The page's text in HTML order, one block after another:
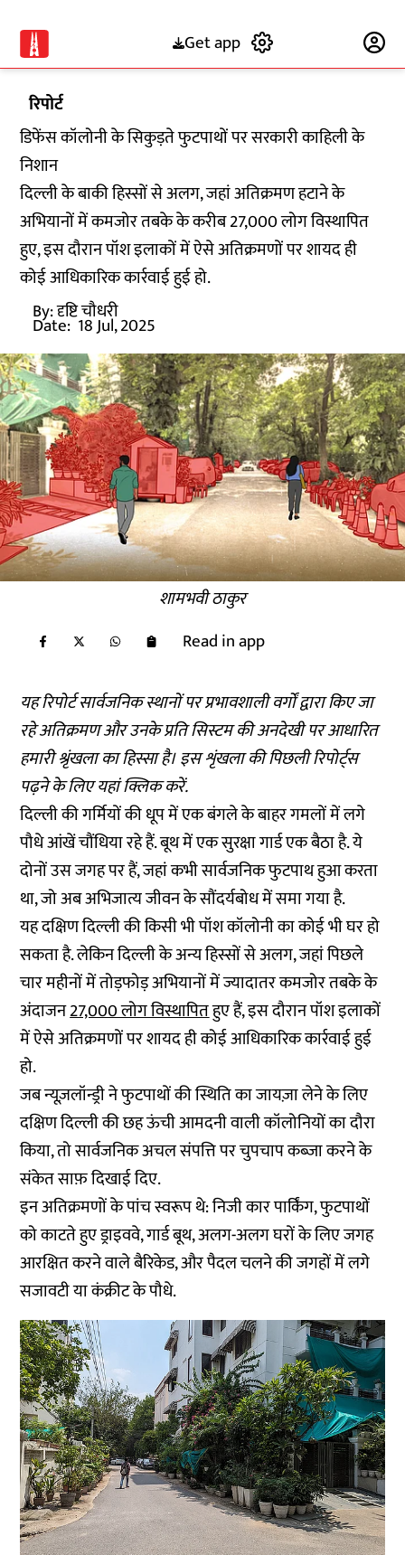
Get app
रिपोर्ट
डिफेंस कॉलोनी के सिकुड़ते फुटपाथों पर सरकारी काहिली के
निशान
दिल्ली के बाकी हिस्सों से अलग, जहां अतिक्रमण हटाने के
अभियानों में कमजोर तबके के करीब 27,000 लोग विस्थापित
हुए, इस दौरान पॉश इलाकों में ऐसे अतिक्रमणों पर शायद ही
कोई आधिकारिक कार्रवाई हुई हो.
By:दृष्टि चौधरी
Date: 18 Jul, 2025
शामभवी ठाकुर
Read in app
यह रिपोर्ट सार्वजनिक स्थानों पर प्रभावशाली वर्गों द्वारा किए जा
रहे अतिक्रमण और उनके प्रति सिस्टम की अनदेखी पर आधारित
हमारी श्रृंखला का हिस्सा है। इस शृंखला की पिछली रिपोर्ट्स
पढ़ने के लिएयहां क्लिककरें.
दिल्ली की गर्मियों की धूप में एक बंगले के बाहर गमलों में लगे
पौधे आंखें चौंधिया रहे हैं. बूथ में एक सुरक्षा गार्ड एक बैठा है. ये
दोनों उस जगह पर हैं, जहां कभी सार्वजनिक फुटपाथ हुआ करता
था, जो अब अभिजात्य जीवन के सौंदर्यबोध में समा गया है.
यह दक्षिण दिल्ली की किसी भी पॉश कॉलोनी का कोई भी घर हो
सकता है. लेकिन दिल्ली के अन्य हिस्सों से अलग, जहां पिछले
चार महीनों में तोड़फोड़ अभियानों में ज्यादातर कमजोर तबके के
अंदाजन27,000 लोग विस्थापितहुए हैं, इस दौरान पॉश इलाकों
में ऐसे अतिक्रमणों पर शायद ही कोई आधिकारिक कार्रवाई हुई
हो.
जब न्यूज़लॉन्ड्री ने फुटपाथों की स्थिति का जायज़ा लेने के लिए
दक्षिण दिल्ली की छह ऊंची आमदनी वाली कॉलोनियों का दौरा
किया, तो सार्वजनिक अचल संपत्ति पर चुपचाप कब्जा करने के
संकेत साफ़ दिखाई दिए.
इन अतिक्रमणों के पांच स्वरूप थे: निजी कार पार्किंग, फुटपाथों
को काटते हुए ड्राइववे, गार्ड बूथ, अलग-अलग घरों के लिए जगह
आरक्षित करने वाले बैरिकेड, और पैदल चलने की जगहों में लगे
सजावटी या कंक्रीट के पौधे.